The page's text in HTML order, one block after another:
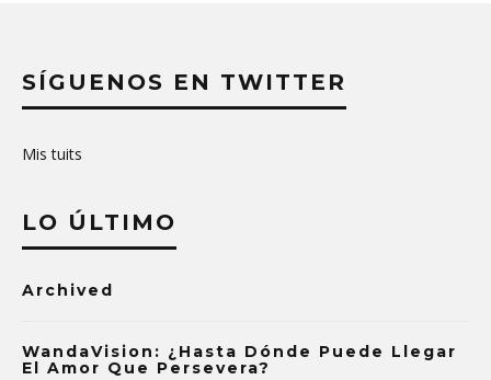
SÍGUENOS EN TWITTER
Mis tuits
LO ÚLTIMO
Archived
WandaVision: ¿Hasta Dónde Puede Llegar
El Amor Que Persevera?